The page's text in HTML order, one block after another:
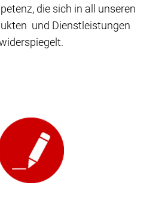
die sich in all unseren
und Dienstleistungen